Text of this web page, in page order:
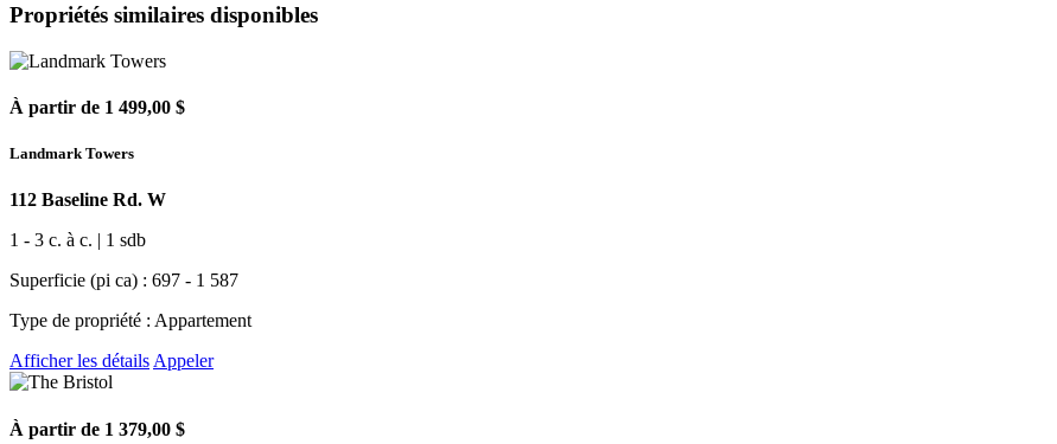
Propriétés similaires disponibles
À partir de 1 499,00 $
Landmark Towers
112 Baseline Rd. W
1 - 3 c. à c. | 1 sdb
Superficie (pi ca) : 697 - 1 587
Type de propriété : Appartement
Afficher les détails Appeler
À partir de 1 379,00 $